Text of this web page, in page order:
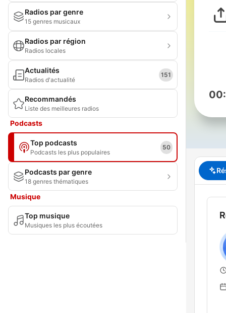
Radios par genre
15 genres musicaux
Radios par région
Radios locales
Actualités
Radios d'actualité
151
Recommandés
Liste des meilleures radios
Podcasts
Top podcasts
Podcasts les plus populaires
50
Podcasts par genre
18 genres thématiques
Musique
Top musique
Musiques les plus écoutées